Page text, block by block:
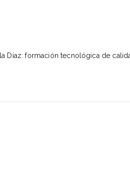
Díaz: formación tecnológica de